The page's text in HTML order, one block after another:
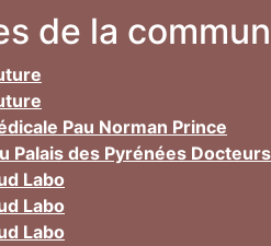
de la
Pau Norman Prince
Palais des Pyrénées
Labo
Labo
Labo